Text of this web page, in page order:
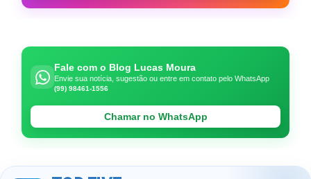
Fale com o Blog Lucas Moura
Envie sua notícia, sugestão ou entre em contato pelo WhatsApp
(99) 98461-1556
Chamar no WhatsApp